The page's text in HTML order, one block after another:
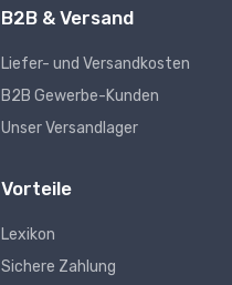
B2B & Versand
Liefer- und Versandkosten
B2B Gewerbe-Kunden
Unser Versandlager
Vorteile
Lexikon
Sichere Zahlung